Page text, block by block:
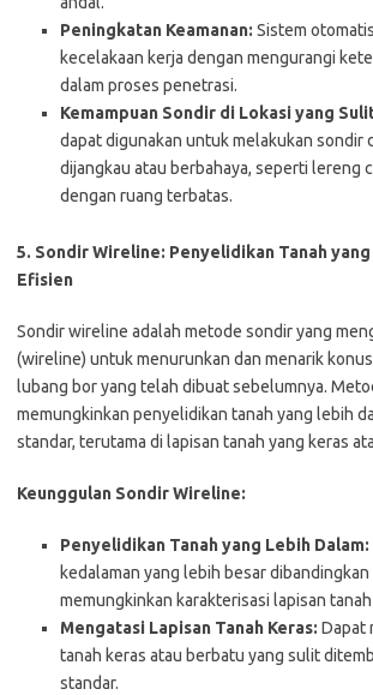
Peningkatan Keamanan: Sistem
kecelakaan kerja dengan mengurangi
dalam proses penetrasi.
Kemampuan Sondir di Lokasi yang
dapat digunakan untuk melakukan sondir
dijangkau atau berbahaya, seperti lereng
dengan ruang terbatas.
5. Sondir Wireline: Penyelidikan Tanah
Efisien
Sondir wireline adalah metode sondir yang
(wireline) untuk menurunkan dan menarik
lubang bor yang telah dibuat sebelumnya.
memungkinkan penyelidikan tanah yang lebih
standar, terutama di lapisan tanah yang keras
Keunggulan Sondir Wireline:
Penyelidikan Tanah yang Lebih Dalam:
kedalaman yang lebih besar dibandingkan
memungkinkan karakterisasi lapisan
Mengatasi Lapisan Tanah Keras: Dapat
tanah keras atau berbatu yang sulit
standar.